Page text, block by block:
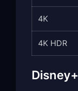
4K
4K HDR
Disney+